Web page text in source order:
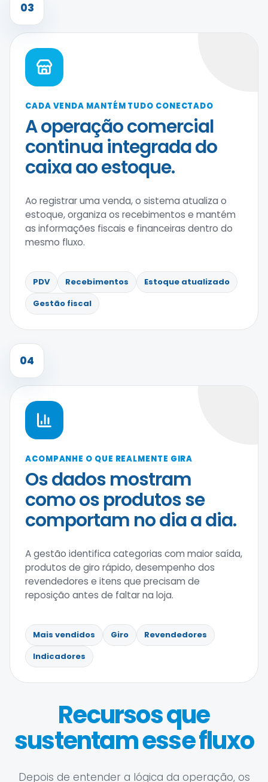
03
CADA VENDA MANTÉM TUDO CONECTADO
A operação comercial
continua integrada do
caixa ao estoque.
Ao registrar uma venda, o sistema atualiza o
estoque, organiza os recebimentos e mantém
as informações fiscais e financeiras dentro do
mesmo fluxo.
PDV Recebimentos
Estoque atualizado
Gestão fiscal
04
ACOMPANHE O QUE REALMENTE GIRA
Os dados mostram
como os produtos se
comportam no dia a dia.
A gestão identifica categorias com maior saída,
produtos de giro rápido, desempenho dos
revendedores e itens que precisam de
reposição antes de faltar na loja.
Mais vendidos Giro
Revendedores
Indicadores
Recursos que
sustentam esse fluxo
Depois de entender a lógica da operação, os